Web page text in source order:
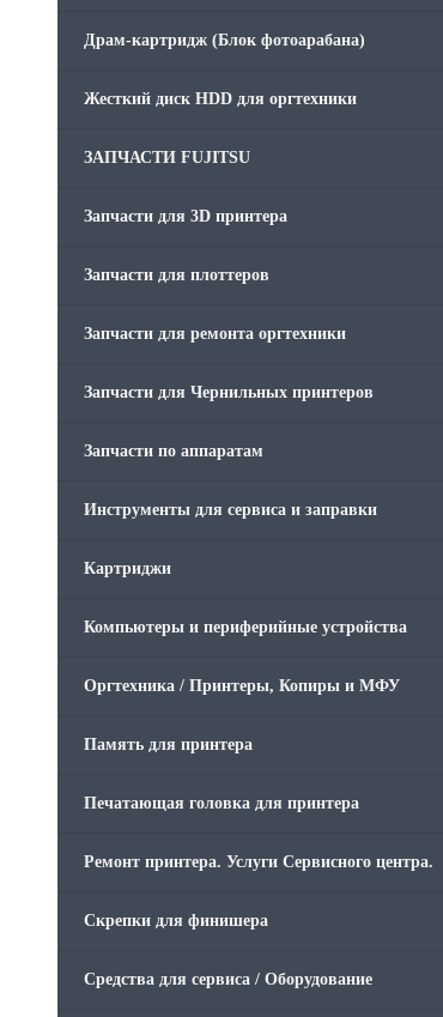
Драм-картридж (Блок фотоарабана)
Жесткий диск HDD для оргтехники
ЗАПЧАСТИ FUJITSU
Запчасти для 3D принтера
Запчасти для плоттеров
Запчасти для ремонта оргтехники
Запчасти для Чернильных принтеров
Запчасти по аппаратам
Инструменты для сервиса и заправки
Картриджи
Компьютеры и периферийные устройства
Оргтехника / Принтеры, Копиры и МФУ
Память для принтера
Печатающая головка для принтера
Ремонт принтера. Услуги Сервисного центра.
Скрепки для финишера
Средства для сервиса / Оборудование